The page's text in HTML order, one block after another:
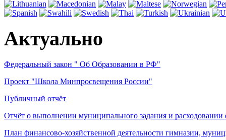
Актуально
Федеральный закон " Об Образовании в РФ"
Проект "Школа Минпросвещения России"
Публичный отчёт
Отчёт о выполнении муниципального задания и
План финансово-хозяйственной деятельности гимназии,